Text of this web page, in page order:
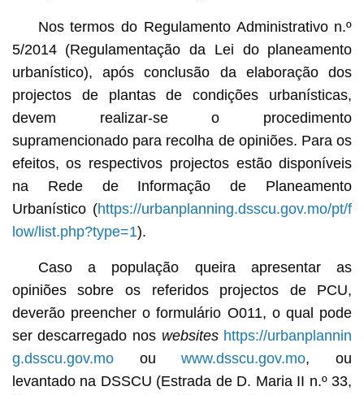
Nos termos do Regulamento Administrativo n.º
5/2014 (Regulamentação da Lei do planeamento
urbanístico), após conclusão da elaboração dos
projectos de plantas de condições urbanísticas,
devem realizar-se o procedimento
supramencionado para recolha de opiniões. Para os
efeitos, os respectivos projectos estão disponíveis
na Rede de Informação de Planeamento
Urbanístico (https://urbanplanning.dsscu.gov.mo/pt/f
low/list.php?type=1).
Caso a população queira apresentar as
opiniões sobre os referidos projectos de PCU,
deverão preencher o formulário O011, o qual pode
ser descarregado nos websites https://urbanplannin
g.dsscu.gov.moouwww.dsscu.gov.mo, ou
levantado na DSSCU (Estrada de D. Maria II n.º 33,